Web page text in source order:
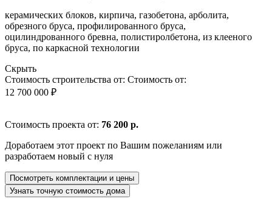
керамических блоков, кирпича, газобетона, арболита,
обрезного бруса, профилированного бруса,
оцилиндрованного бревна, полистиролбетона, из клееного
бруса, по каркасной технологии
Скрыть
Стоимость строительства от: Стоимость от:
12 700 000 ₽
Стоимость проекта от: 76 200 р.
Доработаем этот проект по Вашим пожеланиям или
разработаем новый с нуля
Посмотреть комплектации и цены
Узнать точную стоимость дома